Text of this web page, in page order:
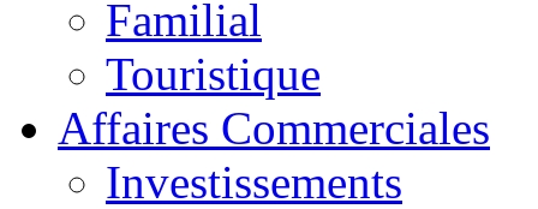
Familial
Touristique
Affaires Commerciales
Investissements